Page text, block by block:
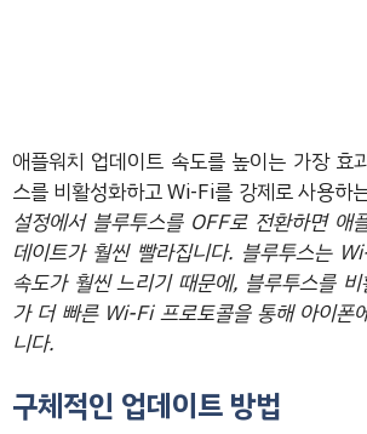
애플워치 업데이트 속도를 높이는 가장 효
스를 비활성화하고 Wi-Fi를 강제로 사용하
설정에서 블루투스를 OFF로 전환하면 애
데이트가 훨씬 빨라집니다. 블루투스는
속도가 훨씬 느리기 때문에, 블루투스를
가 더 빠른 Wi-Fi 프로토콜을 통해 아이폰
니다.
구체적인 업데이트 방법